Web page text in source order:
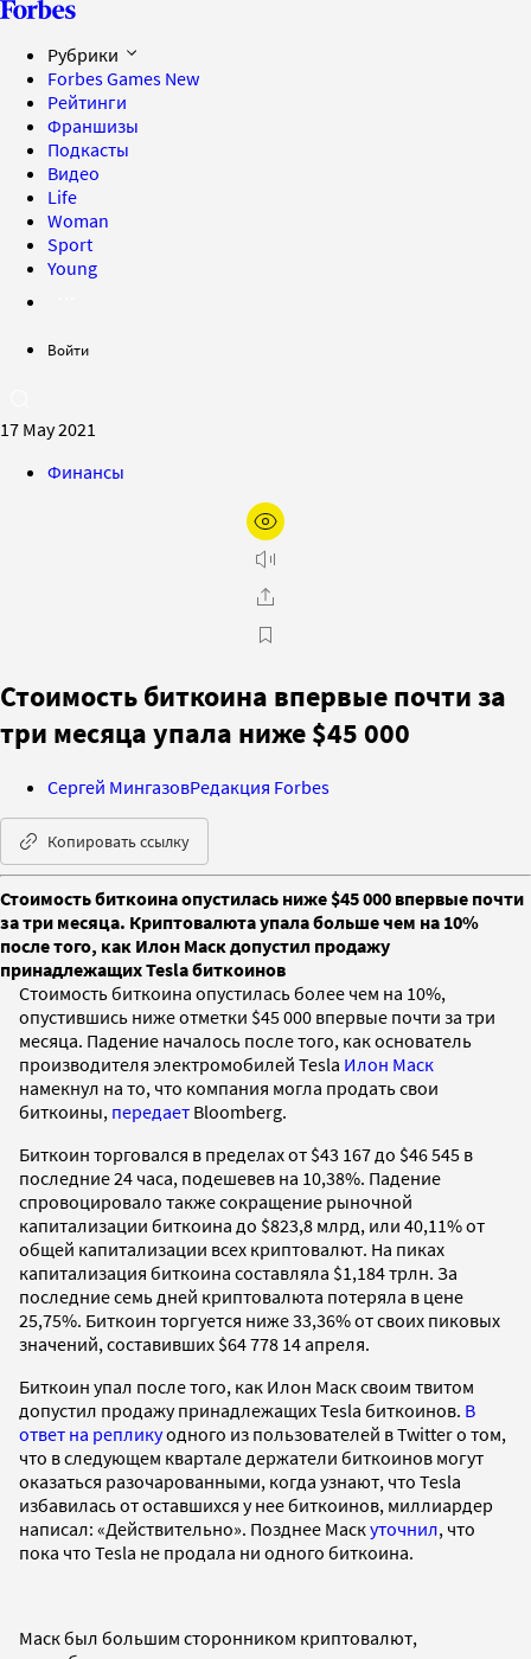
Рубрики
Forbes Games New
Рейтинги
Франшизы
Подкасты
Видео
Life
Woman
Sport
Young
Войти
17 May 2021
Финансы
Стоимость биткоина впервые почти за
три месяца упала ниже $45 000
Сергей МингазовРедакция Forbes
Копировать ссылку
Стоимость биткоина опустилась ниже $45 000 впервые почти
за три месяца. Криптовалюта упала больше чем на 10%
после того, как Илон Маск допустил продажу
принадлежащих Tesla биткоинов
Стоимость биткоина опустилась более чем на 10%,
опустившись ниже отметки $45 000 впервые почти за три
месяца. Падение началось после того, как основатель
производителя электромобилей Tesla Илон Маск
намекнул на то, что компания могла продать свои
биткоины, передает Bloomberg.
Биткоин торговался в пределах от $43 167 до $46 545 в
последние 24 часа, подешевев на 10,38%. Падение
спровоцировало также сокращение рыночной
капитализации биткоина до $823,8 млрд, или 40,11% от
общей капитализации всех криптовалют. На пиках
капитализация биткоина составляла $1,184 трлн. За
последние семь дней криптовалюта потеряла в цене
25,75%. Биткоин торгуется ниже 33,36% от своих пиковых
значений, составивших $64 778 14 апреля.
Биткоин упал после того, как Илон Маск своим твитом
допустил продажу принадлежащих Tesla биткоинов. В
ответ на репликуодного из пользователей в Twitter о том,
что в следующем квартале держатели биткоинов могут
оказаться разочарованными, когда узнают, что Tesla
избавилась от оставшихся у нее биткоинов, миллиардер
написал: «Действительно». Позднее Маскуточнил, что
пока что Tesla не продала ни одного биткоина.
Маск был большим сторонником криптовалют,